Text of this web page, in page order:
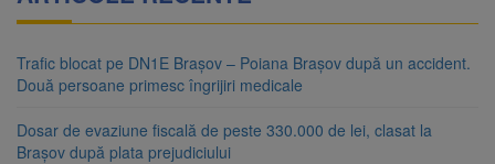
Trafic blocat pe DN1E Brașov – Poiana Brașov după un accident.
Două persoane primesc îngrijiri medicale
Dosar de evaziune fiscală de peste 330.000 de lei, clasat la
Brașov după plata prejudiciului